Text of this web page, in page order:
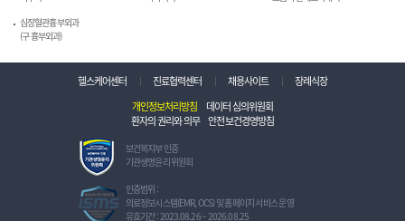
심장혈관흉부외과
(구 흉부외과)
헬스케어센터 진료협력센터 채용사이트
장례식장
개인정보처리방침
데이터 심의위원회
환자의 권리와 의무
안전보건경영방침
보
건
복
지
부
인
보건복지부 인증
기관생명윤리 위원회
정
보
보
인증범위 :
의료정보시스템(EMR, OCS) 및 홈페이지 서비스 운영
유효기간 : 2023.08.26 ~ 2026.08.25